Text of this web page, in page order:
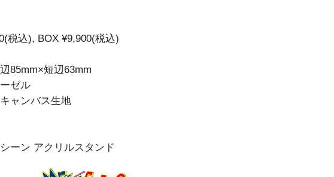
込), BOX ¥9,900(税込)
85mm×短辺63mm
ゼル
ャンバス生地
ーン アクリルスタンド